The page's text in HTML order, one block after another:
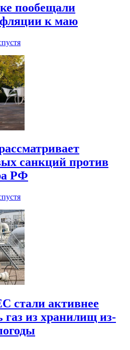
пообещали
к маю
санкций против
РФ
стали активнее
газ из хранилищ из-